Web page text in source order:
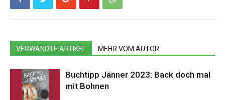
VERWANDTE ARTIKEL MEHR VOM AUTOR
Buchtipp Jänner 2023: Back doch mal
mit Bohnen